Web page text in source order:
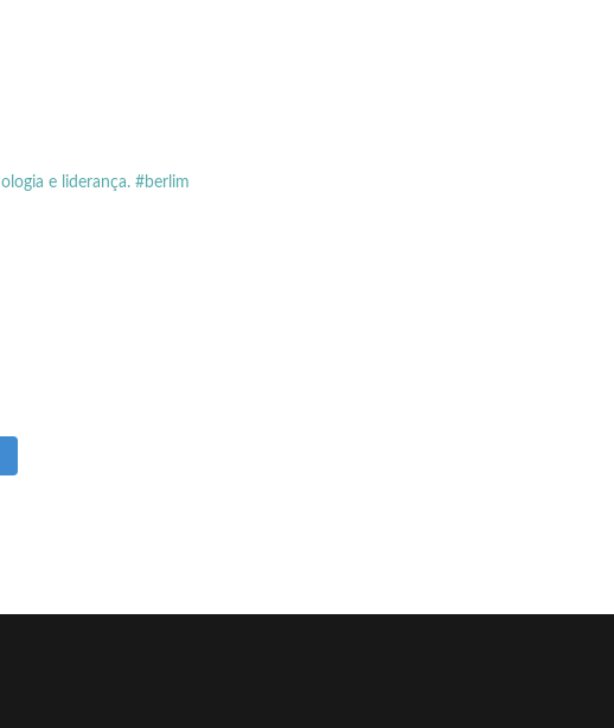
e liderança. #berlim